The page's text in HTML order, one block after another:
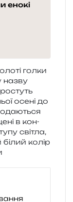
енокі
голки
назву
осені до
в кон­
сві­тла,
колір